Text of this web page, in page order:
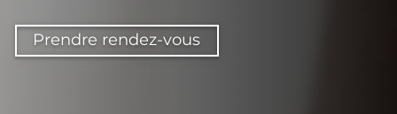
Prendre rendez-vous